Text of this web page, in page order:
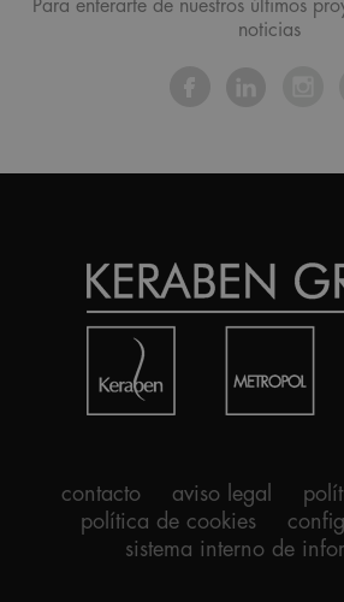
Para enterarte de nuestros últimos
noticias
contacto aviso legal
política de cookies
sistema interno de